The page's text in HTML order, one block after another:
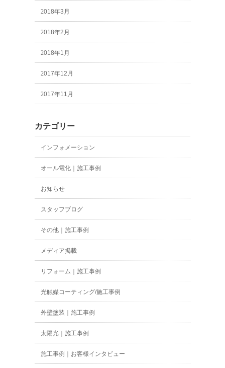
2018年3月
2018年2月
2018年1月
2017年12月
2017年11月
カテゴリー
インフォメーション
オール電化｜施工事例
お知らせ
スタッフブログ
その他｜施工事例
メディア掲載
リフォーム｜施工事例
光触媒コーティング/施工事例
外壁塗装｜施工事例
太陽光｜施工事例
施工事例｜お客様インタビュー